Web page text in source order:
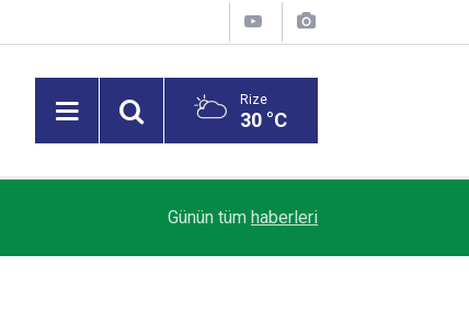
Rize
30 °C
Ahbap Derneği’ne yapılan bağışlar incelenecek
Günün tüm haberleri